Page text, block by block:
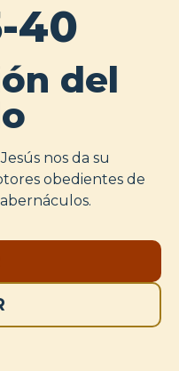
40
del
nos da su
obedientes de